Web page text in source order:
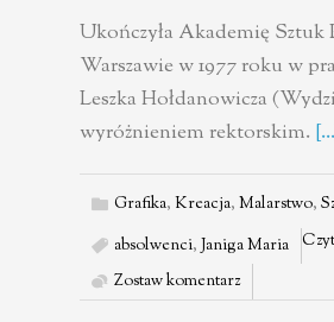
Ukończyła Akademię Sztuk
Warszawie w 1977 roku w
Leszka Hołdanowicza
wyróżnieniem rektorskim.
Grafika, Kreacja, Malarstwo,
absolwenci,Janiga Maria
Zostaw komentarz